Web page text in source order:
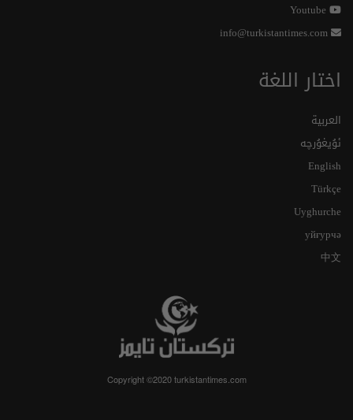
اختار اللغة
العربية
ئۇيغۇرچە
English
Türkçe
Uyghurche
уйғурчә
中文
Copyright ©2020 turkistantimes.com